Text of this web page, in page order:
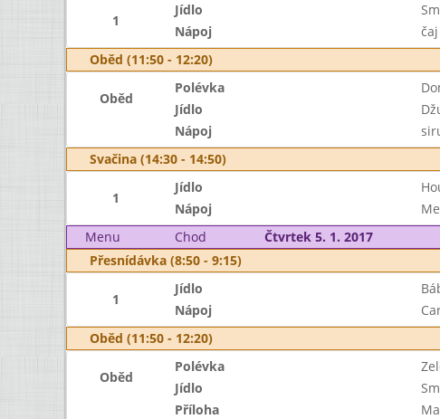
1
Jídlo
Nápoj
čaj
Oběd (11:50 - 12:20)
Oběd
Polévka
Jídlo
Nápoj
Svačina (14:30 - 14:50)
1
Jídlo
Nápoj
Menu
Chod Čtvrtek 5. 1. 2017
Přesnídávka (8:50 - 9:15)
1
Jídlo
Nápoj
Oběd (11:50 - 12:20)
Oběd
Polévka
Jídlo
Příloha